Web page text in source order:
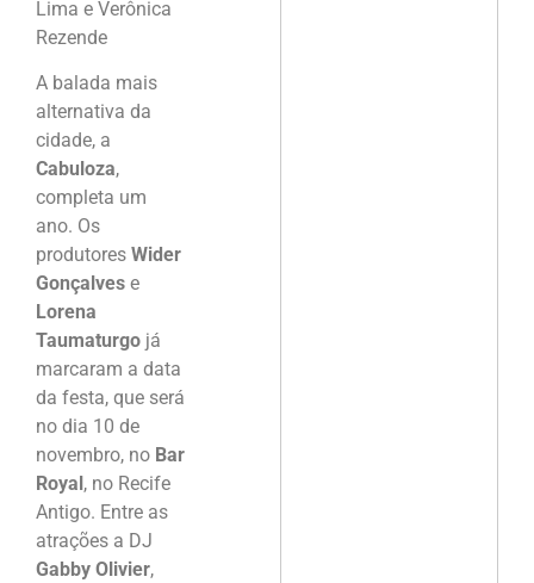
Lima e Verônica
Rezende
A balada mais
alternativa da
cidade, a
Cabuloza,
completa um
ano. Os
produtores Wider
Gonçalves e
Lorena
Taumaturgo já
marcaram a data
da festa, que será
no dia 10 de
novembro, no Bar
Royal , no Recife
Antigo. Entre as
atrações a DJ
Gabby Olivier,